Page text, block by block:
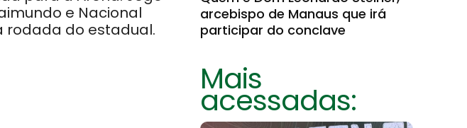
e Nacional
rodada do estadual.
arcebispo de Manaus que irá
participar do conclave
Mais
acessadas: